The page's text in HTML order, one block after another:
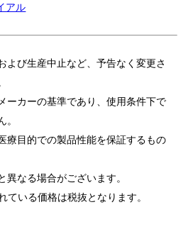
アル
よび生産中止など、予告なく変更さ
ーカーの基準であり、使用条件下で
。
療目的での製品性能を保証するもの
異なる場合がございます。
ている価格は税抜となります。